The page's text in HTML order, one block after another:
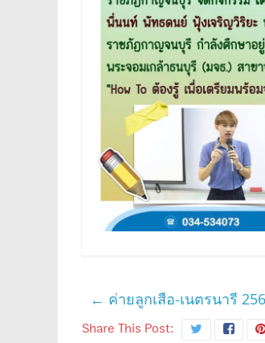
← ค่ายลูกเสือ-เนตรนารี
Share This Post: